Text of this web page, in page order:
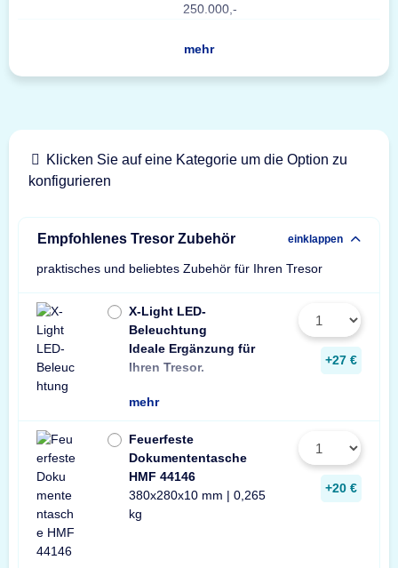
250.000,-
mehr
Klicken Sie auf eine Kategorie um die Option zu
konfigurieren
Empfohlenes Tresor Zubehör einklappen
praktisches und beliebtes Zubehör für Ihren Tresor
X-Light LED-
Beleuchtung
Ideale Ergänzung für
Ihren Tresor.
Wir empfehlen
Leuchte pro
ein Stück
mehr
+27 €
Feuerfeste
Dokumententasche
HMF 44146
380x280x10 mm | 0,265
kg
+20 €